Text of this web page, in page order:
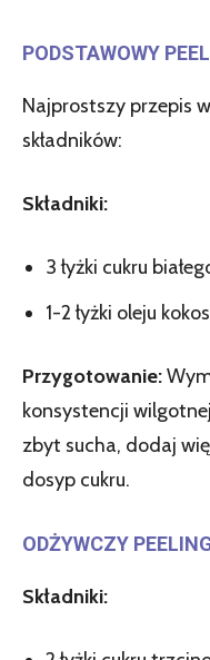
PODSTAWOWY
Najprostszy przepis
składników:
Składniki:
3 łyżki cukru
1-2 łyżki oleju
Przygotowanie:
konsystencji
zbyt sucha, dodaj
dosyp cukru.
ODŻYWCZY
Składniki: